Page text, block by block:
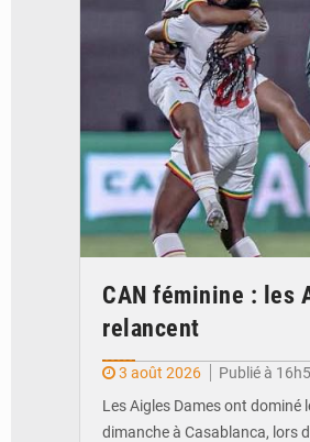
CAN féminine : les
relancent
3 août 2026
Publié à
Les Aigles Dames ont dominé
dimanche à Casablanca, lors